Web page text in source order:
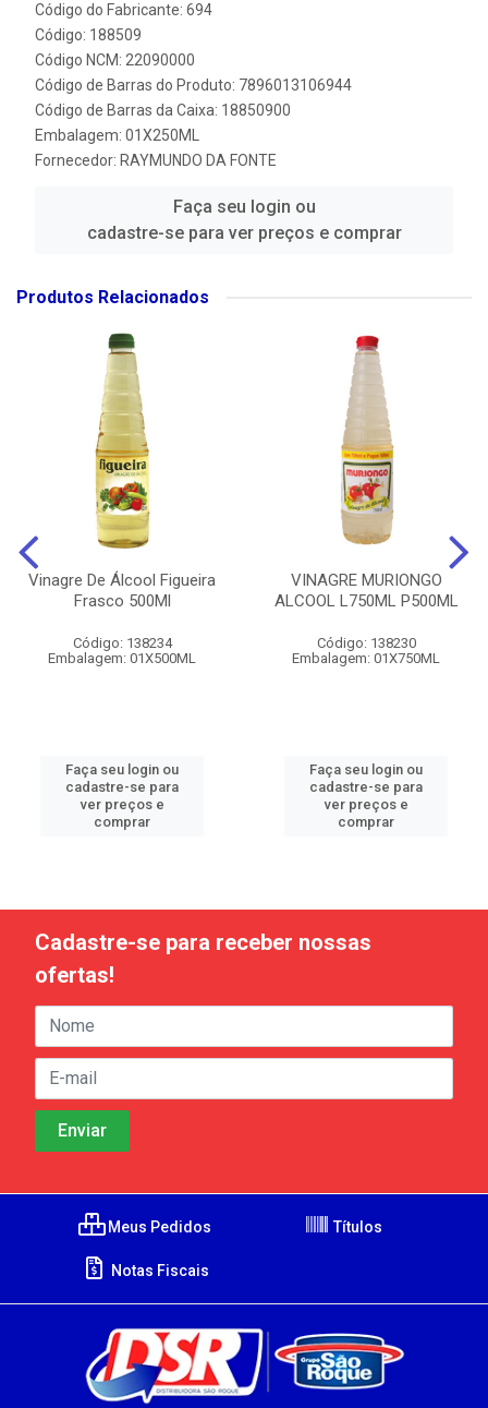
Código do Fabricante: 694
Código: 188509
Código NCM: 22090000
Código de Barras do Produto: 7896013106944
Código de Barras da Caixa: 18850900
Embalagem: 01X250ML
Fornecedor: RAYMUNDO DA FONTE
Faça seu login ou
cadastre-se para ver preços e comprar
Produtos Relacionados
Vinagre De Álcool Figueira
Frasco 500Ml
Código: 138234
Embalagem: 01X500ML
Faça seu login ou
cadastre-se para
ver preços e
comprar
VINAGRE MURIONGO
ALCOOL L750ML P500ML
Código: 138230
Embalagem: 01X750ML
Faça seu login ou
cadastre-se para
ver preços e
comprar
Cadastre-se para receber nossas
ofertas!
Meus Pedidos Títulos
Notas Fiscais